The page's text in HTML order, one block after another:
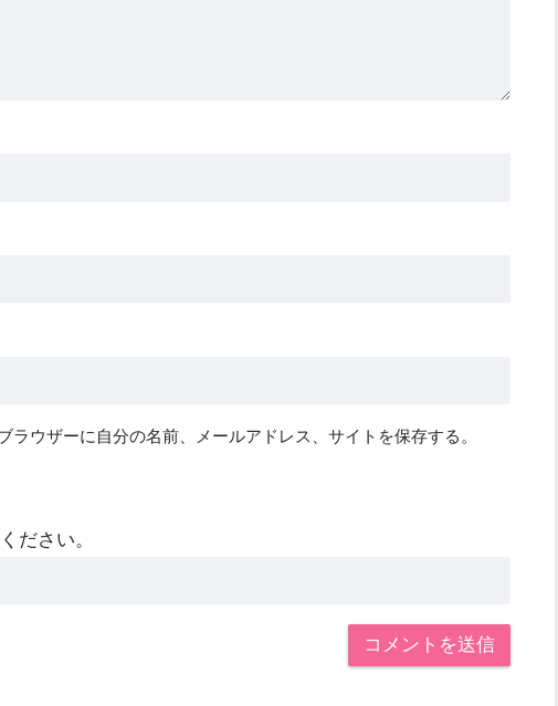
ラウザーに自分の名前、メールアドレス、サイトを保存する。
ださい。